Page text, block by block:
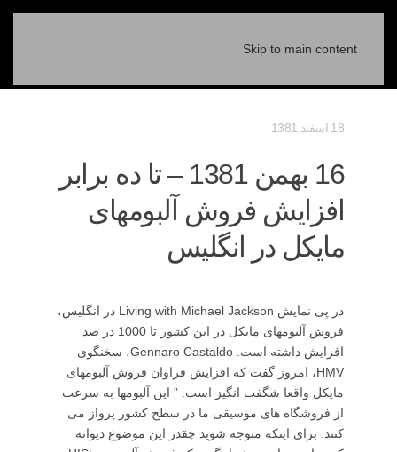
Skip to main content
18 اسفند 1381
16 بهمن 1381 – تا ده برابر
افزايش فروش آلبومهای
مايكل در انگليس
در پی نمايش Living with Michael Jackson در انگليس،
فروش آلبومهای مايكل در اين كشور تا 1000 در صد
افزايش داشته است. Gennaro Castaldo، سخنگوی
HMV، امروز گفت كه افزايش فراوان فروش آلبومهای
مايكل واقعا شگفت انگيز است. ” اين آلبومها به سرعت
از فروشگاه های موسيقی ما در سطح كشور پرواز می
كنند. برای اينكه متوجه شويد چقدر اين موضوع ديوانه